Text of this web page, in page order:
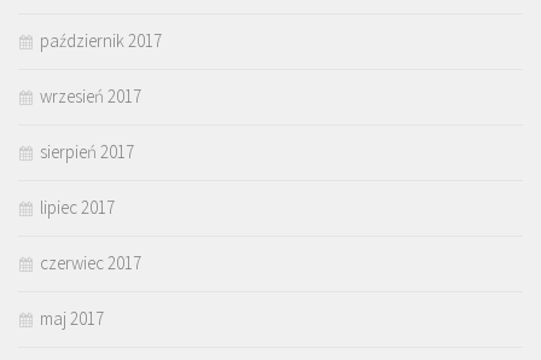
październik 2017
wrzesień 2017
sierpień 2017
lipiec 2017
czerwiec 2017
maj 2017